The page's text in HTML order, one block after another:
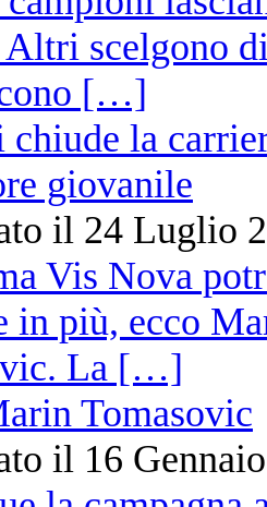
la
giovanile
il 24 Luglio
Tomasovic
il 16